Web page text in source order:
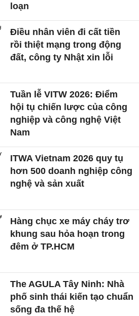
loạn
Điều nhân viên đi cất tiền
rồi thiệt mạng trong động
đất, công ty Nhật xin lỗi
Tuần lễ VITW 2026: Điểm
hội tụ chiến lược của công
nghiệp và công nghệ Việt
Nam
ITWA Vietnam 2026 quy tụ
hơn 500 doanh nghiệp công
nghệ và sản xuất
Hàng chục xe máy cháy trơ
khung sau hỏa hoạn trong
đêm ở TP.HCM
The AGULA Tây Ninh: Nhà
phố sinh thái kiến tạo chuẩn
sống đa thế hệ